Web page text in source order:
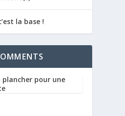
la base !
plancher pour une